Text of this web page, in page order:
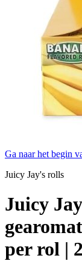
Ga naar het begin
Juicy Jay's rolls
Juicy
per rol |